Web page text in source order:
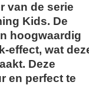
van de serie
Kids. De
hoogwaardig
effect, wat
Deze
en perfect te